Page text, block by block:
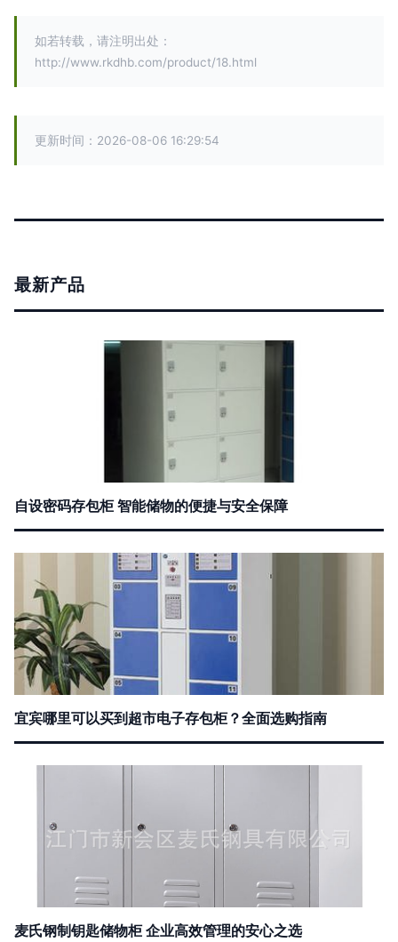
如若转载，请注明出处：
http://www.rkdhb.com/product/18.html
更新时间：2026-08-06 16:29:54
最新产品
自设密码存包柜 智能储物的便捷与安全保障
宜宾哪里可以买到超市电子存包柜？全面选购指南
麦氏钢制钥匙储物柜 企业高效管理的安心之选